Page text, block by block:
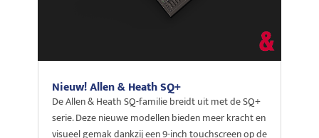
Nieuw! Allen & Heath SQ+
De Allen & Heath SQ-familie breidt uit met de SQ+
serie. Deze nieuwe modellen bieden meer kracht en
visueel gemak dankzij een 9-inch touchscreen op de